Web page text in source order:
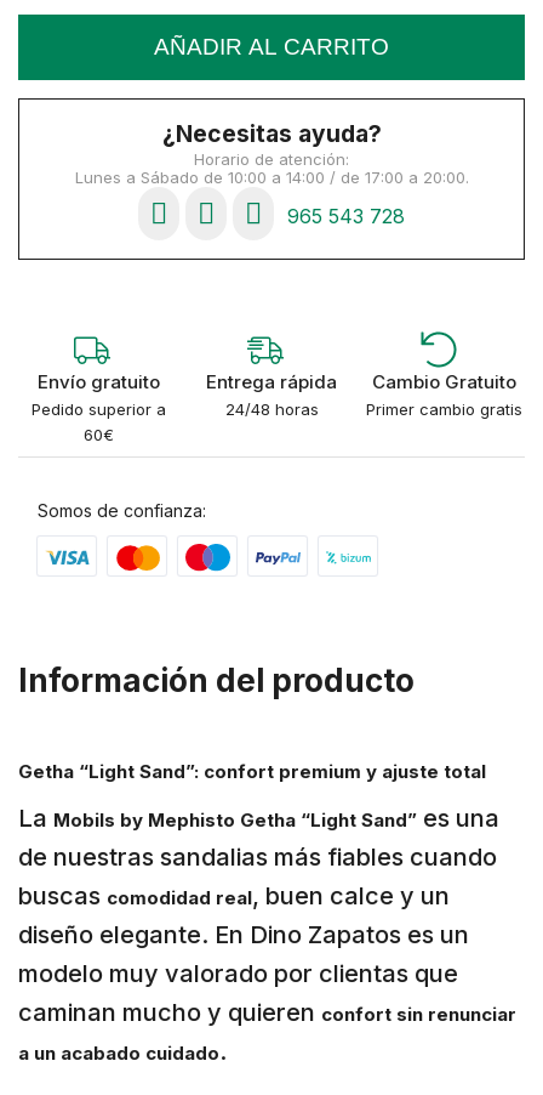
AÑADIR AL CARRITO
¿Necesitas ayuda?
Horario de atención:
Lunes a Sábado de 10:00 a 14:00 / de 17:00 a 20:00.
965 543 728
Envío gratuito
Pedido superior a
60€
Entrega rápida
24/48 horas
Cambio Gratuito
Primer cambio gratis
Somos de confianza:
Información del producto
Getha “Light Sand”: confort premium y ajuste total
La Mobils by Mephisto Getha “Light Sand” es una
de nuestras sandalias más fiables cuando
buscas comodidad real, buen calce y un
diseño elegante. En Dino Zapatos es un
modelo muy valorado por clientas que
caminan mucho y quieren confort sin renunciar
a un acabado cuidado.